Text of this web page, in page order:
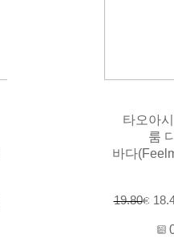
타오아
룸
바다
19.80